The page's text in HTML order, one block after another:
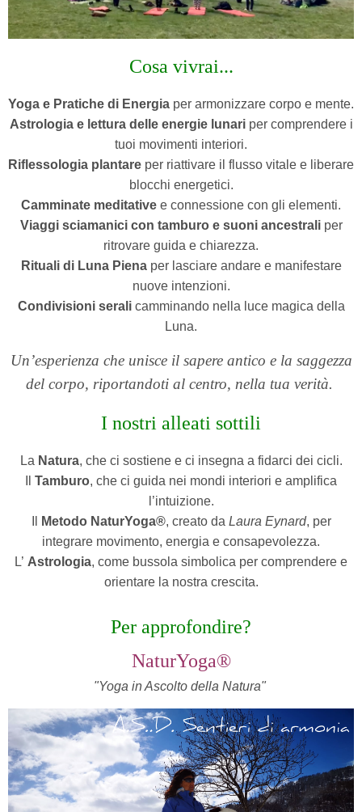
Cosa vivrai...
Yoga e Pratiche di Energia per armonizzare corpo e mente.
Astrologia e lettura delle energie lunariper comprendere i
tuoi movimenti interiori.
Riflessologia plantare per riattivare il flusso vitale e liberare
blocchi energetici.
Camminate meditative e connessione con gli elementi.
Viaggi sciamanici con tamburo e suoni ancestraliper
ritrovare guida e chiarezza.
Rituali di Luna Pienaper lasciare andare e manifestare
nuove intenzioni.
Condivisioni seralicamminando nella luce magica della
Luna.
Un’esperienza che unisce il sapere antico e la saggezza
del corpo, riportandoti al centro, nella tua verità.
I nostri alleati sottili
La Natura, che ci sostiene e ci insegna a fidarci dei cicli.
Tamburo, che ci guida nei mondi interiori e amplifica
l’intuizione.
Metodo NaturYoga®, creato da Laura Eynard, per
integrare movimento, energia e consapevolezza.
L’ Astrologia, come bussola simbolica per comprendere e
orientare la nostra crescita.
Per approfondire?
NaturYoga®
"Yoga in Ascolto della Natura"